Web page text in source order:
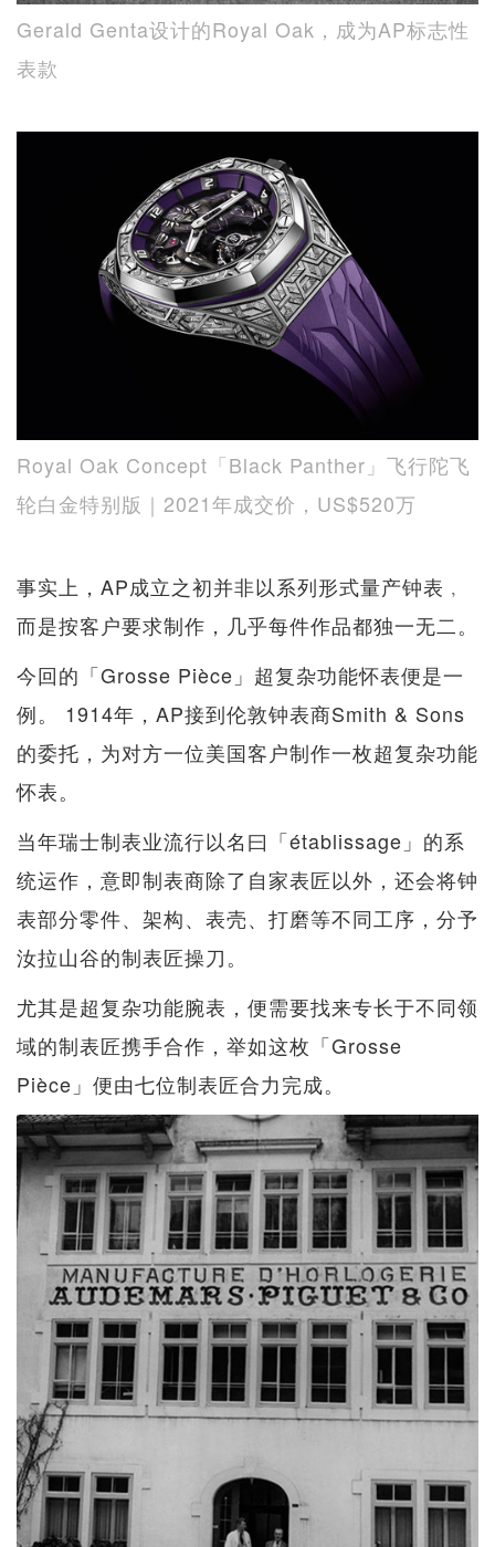
Gerald Genta设计的Royal Oak，成为AP标志性
表款
Royal Oak Concept「Black Panther」飞行陀飞
轮白金特别版｜2021年成交价，US$520万
事实上，AP成立之初并非以系列形式量产钟表﹐
而是按客户要求制作，几乎每件作品都独一无二。
今回的「Grosse Pièce」超复杂功能怀表便是一
例。 1914年，AP接到伦敦钟表商Smith & Sons
的委托，为对方一位美国客户制作一枚超复杂功能
怀表。
当年瑞士制表业流行以名曰「établissage」的系
统运作，意即制表商除了自家表匠以外，还会将钟
表部分零件、架构、表壳、打磨等不同工序，分予
汝拉山谷的制表匠操刀。
尤其是超复杂功能腕表，便需要找来专长于不同领
域的制表匠携手合作，举如这枚「Grosse
Pièce」便由七位制表匠合力完成。